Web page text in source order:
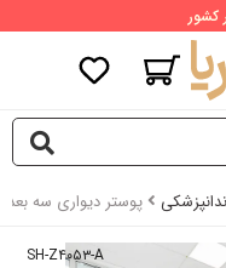
کشور
پوستر دیواری سه
SH-Z۴۰۵۳-A